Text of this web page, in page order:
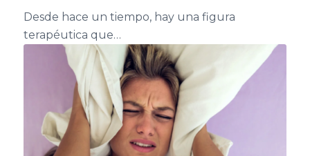
Desde hace un tiempo, hay una figura
terapéutica que…